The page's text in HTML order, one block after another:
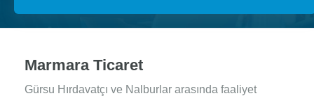
Marmara Ticaret
Gürsu Hırdavatçı ve Nalburlar arasında faaliyet